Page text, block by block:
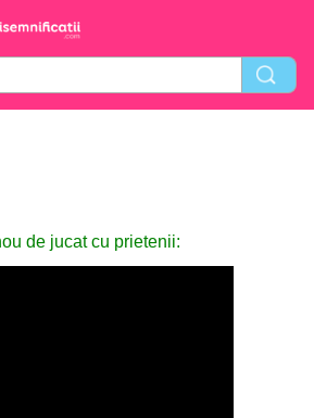
de jucat cu prietenii: